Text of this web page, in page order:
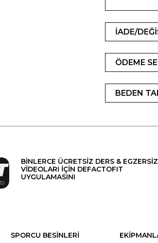
İADE/
ÖDEME
BEDEN
BİNLERCE ÜCRETSİZ DERS & EGZERSİZ
VİDEOLARI İÇİN DEFACTOFIT
UYGULAMASINI
SPORCU BESİNLERİ